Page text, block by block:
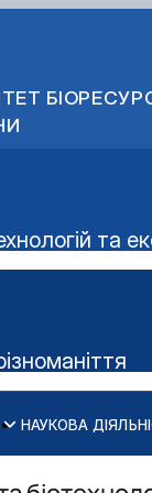
та
НАУКОВА